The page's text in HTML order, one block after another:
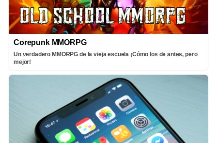
Corepunk MMORPG
Un verdadero MMORPG de la vieja escuela ¡Cómo los de antes, pero
mejor!